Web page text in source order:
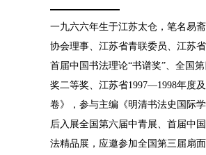
一九六六年生于江苏太仓，笔名易
协会理事、江苏省青联委员、江苏
首届中国书法理论“书谱奖”、全国
奖二等奖、江苏省1997—1998年度
卷》，参与主编《明清书法史国际
后入展全国第六届中青展、首届中
法精品展，应邀参加全国第三届扇